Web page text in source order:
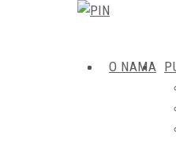
O NAMA